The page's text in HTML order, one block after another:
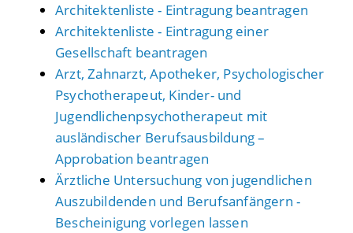
Architektenliste - Eintragung beantragen
Architektenliste - Eintragung einer
Gesellschaft beantragen
Arzt, Zahnarzt, Apotheker, Psychologischer
Psychotherapeut, Kinder- und
Jugendlichenpsychotherapeut mit
ausländischer Berufsausbildung –
Approbation beantragen
Ärztliche Untersuchung von jugendlichen
Auszubildenden und Berufsanfängern -
Bescheinigung vorlegen lassen